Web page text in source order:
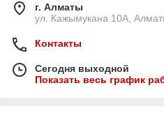
г. Алматы
ул. Кажымукана 10А,
Контакты
Сегодня выходной
Показать весь график